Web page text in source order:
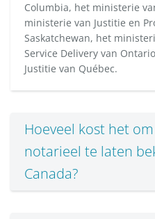
Columbia, het ministerie
ministerie van Justitie en
Saskatchewan, het
Service Delivery van
Justitie van Québec.
Hoeveel kost het
notarieel te laten
Canada?